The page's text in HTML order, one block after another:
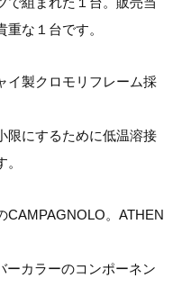
な１台です。
イ製クロモリフレーム採
限にするために低温溶接
CAMPAGNOLO。ATHEN
ーカラーのコンポーネン